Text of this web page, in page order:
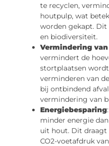
te recyclen,
houtpulp, wat
worden gekapt. Dit
en biodiversiteit.
Vermindering
vermindert de
stortplaatsen
verminderen van
bij ontbindend
vermindering van
Energiebesparing
minder energie
uit hout. Dit draagt
CO2-voetafdruk